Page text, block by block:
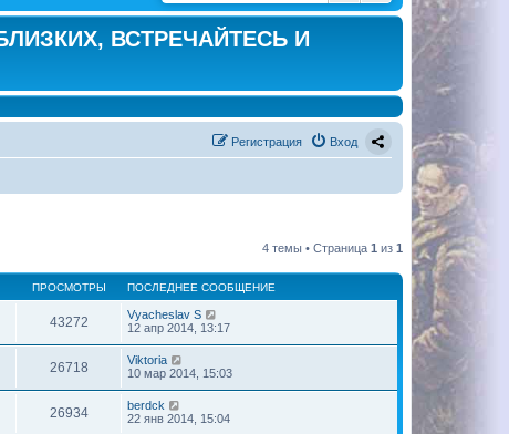
ВСТРЕЧАЙТЕСЬ И
Вход
Регистрация
4 темы • Страница 1 из 1
ПРОСМОТРЫ ПОСЛЕДНЕЕ СООБЩЕНИЕ
43272
Vyacheslav S
12 апр 2014, 13:17
26718
Viktoria
10 мар 2014, 15:03
26934
berdck
22 янв 2014, 15:04